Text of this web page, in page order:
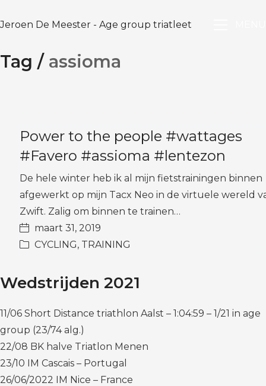
Jeroen De Meester - Age group triatleet
Tag / assioma
Power to the people #wattages
#Favero #assioma #lentezon
De hele winter heb ik al mijn fietstrainingen binnen
afgewerkt op mijn Tacx Neo in de virtuele wereld
Zwift. Zalig om binnen te trainen…
maart 31, 2019
CYCLING, TRAINING
Wedstrijden 2021
11/06 Short Distance triathlon Aalst – 1:04:59 – 1/21 in age
group (23/74 alg.)
22/08 BK halve Triatlon Menen
23/10 IM Cascais – Portugal
26/06/2022 IM Nice – France